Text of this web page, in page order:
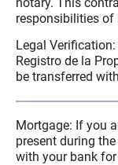
responsibilities of
Legal
Registro de la
be transferred
Mortgage: If you
present during
with your bank